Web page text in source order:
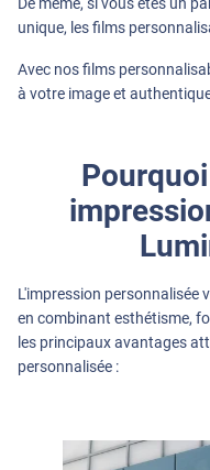
De même, si vous êtes un
unique, les films
Avec nos films
à votre image et
L'impression personnalisée
en combinant esthétisme,
les principaux avantages
personnalisée :